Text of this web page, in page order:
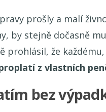
prošly a malí
by stejně dočasně
prohlásil, že
z vlastních
bez